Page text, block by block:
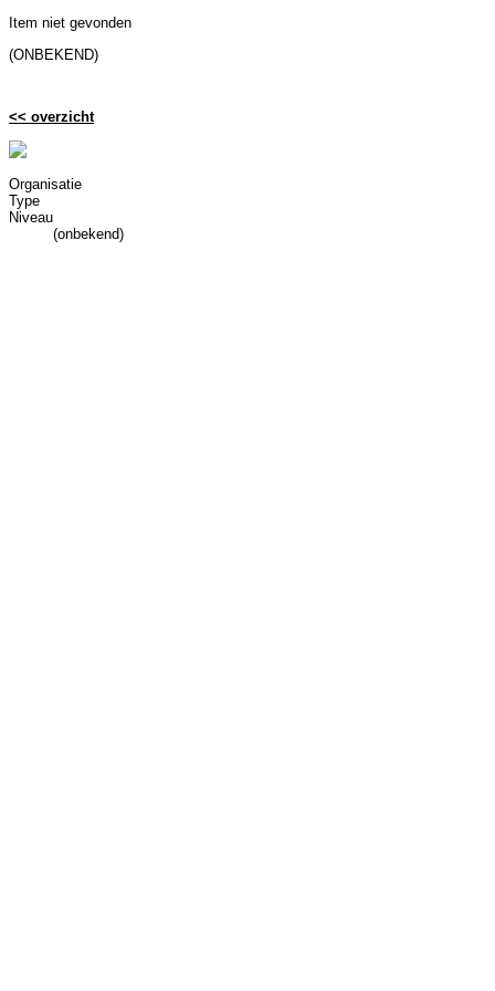
Item niet gevonden
(ONBEKEND)
<< overzicht
Organisatie
Type
Niveau
(onbekend)